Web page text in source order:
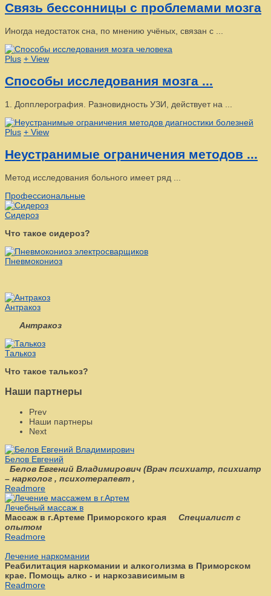
Связь бессонницы с проблемами мозга
Иногда недостаток сна, по мнению учёных, связан с ...
Plus + View
Способы исследования мозга ...
1. Допплерография. Разновидность УЗИ, действует на ...
Plus + View
Неустранимые ограничения методов ...
Метод исследования больного имеет ряд ...
Профессиональные
Сидероз
Что такое сидероз?
Пневмокониоз
Антракоз
Антракоз
Талькоз
Что такое талькоз?
Наши партнеры
Prev
Наши партнеры
Next
Белов Евгений
Белов Евгений Владимирович (Врач психиатр, психиатр
– нарколог , психотерапевт ,
Readmore
Лечебный массаж в
Массаж в г.Артеме Приморского края
Специалист с
опытом
Readmore
Лечение наркомании
Реабилитация наркомании и алкоголизма в Приморском
крае. Помощь алко - и наркозависимым в
Readmore